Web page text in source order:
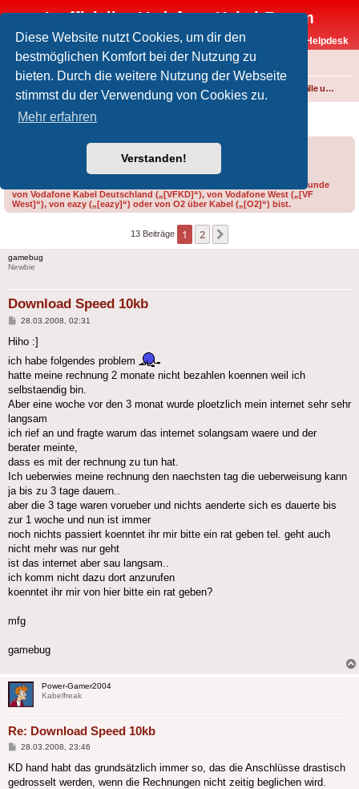
Diese Website nutzt Cookies, um dir den
bestmöglichen Komfort bei der Nutzung zu
bieten. Durch die weitere Nutzung der Webseite
stimmst du der Verwendung von Cookies zu.
Mehr erfahren
Verstanden!
Inoffizielles Vodafone-Kabel-Forum
Vodafone-Kabel-Helpdesk
FAQ
Foren-Übersicht Internet und Telefon über Kabel Störungen, Ausfälle und Speedprobleme
Download Speed 10kb
Bitte gib bei der Erstellung eines Threads im Feld „Präfix“ an, ob du Kunde
von Vodafone Kabel Deutschland („[VFKD]“), von Vodafone West („[VF
West]“), von eazy („[eazy]“) oder von O2 über Kabel („[O2]“) bist.
13 Beiträge 1 2
gamebug
Newbie
Download Speed 10kb
Beitrag
28.03.2008, 02:31
Hiho :]
ich habe folgendes problem
hatte meine rechnung 2 monate nicht bezahlen koennen weil ich
selbstaendig bin.
Aber eine woche vor den 3 monat wurde ploetzlich mein internet sehr sehr
langsam
ich rief an und fragte warum das internet solangsam waere und der
berater meinte,
dass es mit der rechnung zu tun hat.
Ich ueberwies meine rechnung den naechsten tag die ueberweisung kann
ja bis zu 3 tage dauern..
aber die 3 tage waren vorueber und nichts aenderte sich es dauerte bis
zur 1 woche und nun ist immer
noch nichts passiert koenntet ihr mir bitte ein rat geben tel. geht auch
nicht mehr was nur geht
ist das internet aber sau langsam..
ich komm nicht dazu dort anzurufen
koenntet ihr mir von hier bitte ein rat geben?
mfg
gamebug
Power-Gamer2004
Kabelfreak
Re: Download Speed 10kb
Beitrag
28.03.2008, 23:46
KD hand habt das grundsätzlich immer so, das die Anschlüsse drastisch
gedrosselt werden, wenn die Rechnungen nicht zeitig beglichen wird.